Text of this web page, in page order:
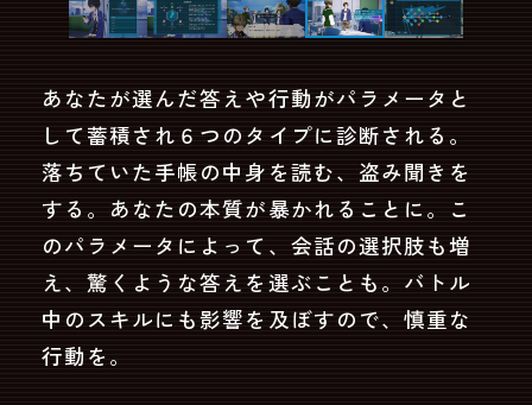
あなたが選んだ答えや行動がパラメータと
して蓄積され６つのタイプに診断される。
落ちていた手帳の中身を読む、盗み聞きを
する。あなたの本質が暴かれることに。こ
のパラメータによって、会話の選択肢も増
え、驚くような答えを選ぶことも。バトル
中のスキルにも影響を及ぼすので、慎重な
行動を。